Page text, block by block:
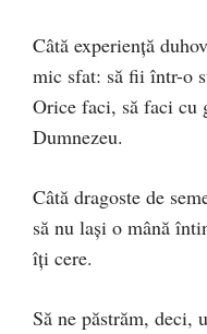
Câtă experiență
mic sfat: să fii într-o
Orice faci, să faci cu
Dumnezeu.
Câtă dragoste de
să nu lași o mână
îți cere.
Să ne păstrăm, deci,